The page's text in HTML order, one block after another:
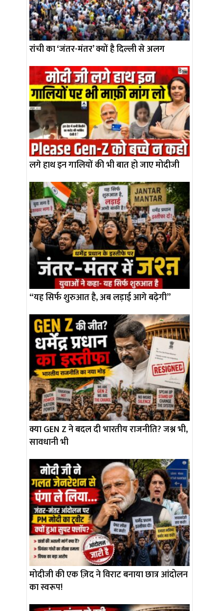
रांची का ‘जंतर-मंतर’ क्यों है दिल्ली से अलग
लगे हाथ इन गालियों की भी बात हो जाए मोदीजी
“यह सिर्फ शुरुआत है, अब लड़ाई आगे बढ़ेगी”
क्या GEN Z ने बदल दी भारतीय राजनीति? जश्न भी,
सावधानी भी
मोदीजी की एक ज़िद ने विराट बनाया छात्र आंदोलन
का स्वरूप!